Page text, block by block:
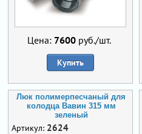
Цена: 7600руб./шт.
Купить
Люк полимерпесчаный для
колодца Вавин 315 мм
зеленый
Артикул: 2624